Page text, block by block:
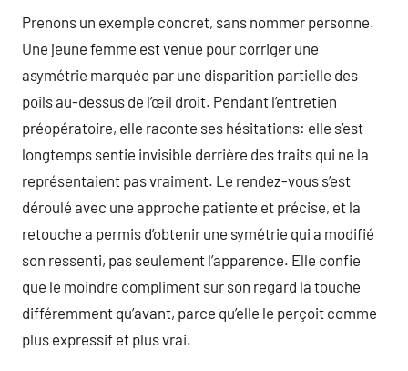
Prenons un exemple concret, sans nommer personne.
Une jeune femme est venue pour corriger une
asymétrie marquée par une disparition partielle des
poils au-dessus de l’œil droit. Pendant l’entretien
préopératoire, elle raconte ses hésitations: elle s’est
longtemps sentie invisible derrière des traits qui ne la
représentaient pas vraiment. Le rendez-vous s’est
déroulé avec une approche patiente et précise, et la
retouche a permis d’obtenir une symétrie qui a modifié
son ressenti, pas seulement l’apparence. Elle confie
que le moindre compliment sur son regard la touche
différemment qu’avant, parce qu’elle le perçoit comme
plus expressif et plus vrai.